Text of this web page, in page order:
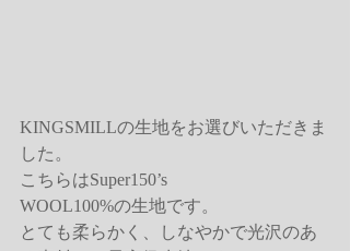
KINGSMILLの生地をお選びいただきま
した。
こちらはSuper150’s
WOOL100%の生地です。
とても柔らかく、しなやかで光沢のあ